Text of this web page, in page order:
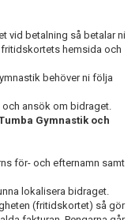
vid betalning så betalar ni
hemsida och
behöver ni följa
och ansök om bidraget.
Gymnastik och
för- och efternamn samt
lokalisera bidraget.
(fritidskortet) så gör